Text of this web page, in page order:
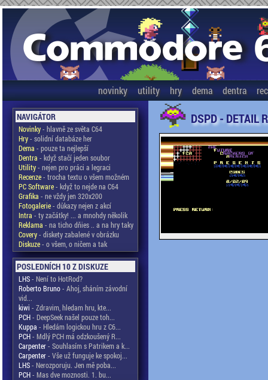
novinky utility hry dema dentra
NAVIGÁTOR
Novinky- hlavně ze světa C64
Hry- solidní databáze her
Dema - pouze ta nejlepší
Dentra - když stačí jeden soubor
Utility- nejen pro práci a legraci
Recenze- trocha textu o všem možném
PC Software- když to nejde na C64
Grafika - ne vždy jen 320x200
Fotogalerie- důkazy nejen z akcí
Intra - ty začátky! ... a mnohdy několik
Reklama - na ticho dňies .. a na hry taky
Covery- diskety zabalené v obrázku
Diskuze- o všem, o ničem a tak
POSLEDNÍCH 10 Z DISKUZE
LHS- Není to HotRod?
Roberto Bruno- Ahoj, sháním závodní
vid...
kiwi - Zdravim, hledam hru, kte...
PCH- DeepSeek našel pouze toh...
Kuppa - Hledám logickou hru z C6...
PCH- Mdlý PCH má odzkoušený R...
Carpenter- Souhlasím s Patrikem a k...
Carpenter- Vše už funguje ke spokoj...
LHS- Nerozporuju. Jen mě poba...
PCH- Mas dve moznosti. 1. bu...
DSPD - DETAIL